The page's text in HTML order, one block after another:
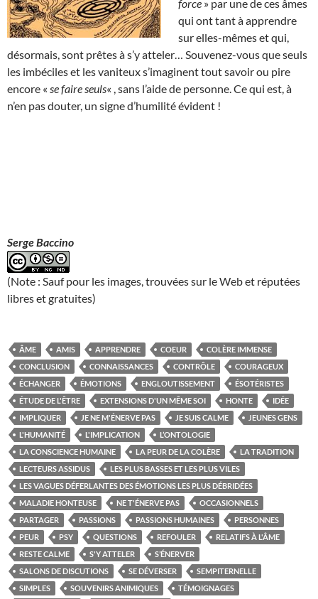
force » par une de ces âmes
qui ont tant à apprendre
sur elles-mêmes et qui,
désormais, sont prêtes à s’y atteler… Souvenez-vous que seuls
les imbéciles et les vaniteux s’imaginent tout savoir ou pire
encore « se faire seuls« , sans l’aide de personne. Ce qui est, à
n’en pas douter, un signe d’humilité évident !
Serge Baccino
(Note : Sauf pour les images, trouvées sur le Web et réputées
libres et gratuites)
ÂME AMIS APPRENDRE COEUR
COLÈRE IMMENSE
CONCLUSION
CONNAISSANCES CONTRÔLE
COURAGEUX
ÉCHANGER
ÉMOTIONS ENGLOUTISSEMENT
ÉSOTÉRISTES
ÉTUDE DE L'ÊTRE
EXTENSIONS D'UN MÊME SOI HONTE
IDÉE
IMPLIQUER
JE NE M'ÉNERVE PAS JE SUIS CALME
JEUNES GENS
L'HUMANITÉ
L'IMPLICATION
L’ONTOLOGIE
LA CONSCIENCE HUMAINE
LA PEUR DE LA COLÈRE
LA TRADITION
LECTEURS ASSIDUS
LES PLUS BASSES ET LES PLUS VILES
LES VAGUES DÉFERLANTES DES ÉMOTIONS LES PLUS DÉBRIDÉES
MALADIE HONTEUSE
NE T'ÉNERVE PAS
OCCASIONNELS
PARTAGER
PASSIONS PASSIONS HUMAINES
PERSONNES
PEUR
PSY QUESTIONS REFOULER
RELATIFS À L'ÂME
RESTE CALME
S'Y ATTELER
S’ÉNERVER
SALONS DE DISCUTIONS
SE DÉVERSER
SEMPITERNELLE
SIMPLES
SOUVENIRS ANIMIQUES
TÉMOIGNAGES